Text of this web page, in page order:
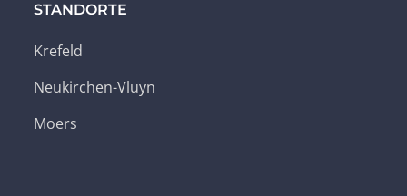
STANDORTE
Krefeld
Neukirchen-Vluyn
Moers